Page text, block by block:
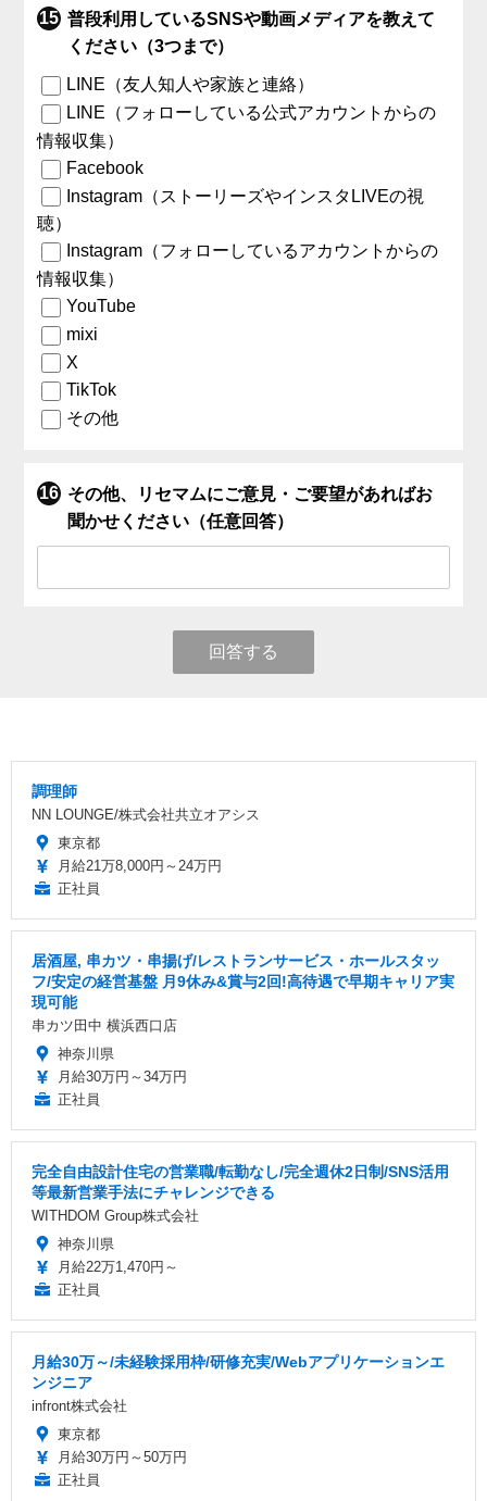
普段利用しているSNSや動画メディアを教えて
ください（3つまで）
LINE（友人知人や家族と連絡）
LINE（フォローしている公式アカウントからの
情報収集）
Facebook
Instagram（ストーリーズやインスタLIVEの視
聴）
Instagram（フォローしているアカウントからの
情報収集）
YouTube
mixi
X
TikTok
その他
その他、リセマムにご意見・ご要望があればお
聞かせください（任意回答）
回答する
調理師
NN LOUNGE/株式会社共立オアシス
東京都
月給21万8,000円～24万円
正社員
居酒屋, 串カツ・串揚げ/レストランサービス・ホールスタッ
フ/安定の経営基盤 月9休み&賞与2回!高待遇で早期キャリア実
現可能
串カツ田中 横浜西口店
神奈川県
月給30万円～34万円
正社員
完全自由設計住宅の営業職/転勤なし/完全週休2日制/SNS活用
等最新営業手法にチャレンジできる
WITHDOM Group株式会社
神奈川県
月給22万1,470円～
正社員
月給30万～/未経験採用枠/研修充実/Webアプリケーションエ
ンジニア
infront株式会社
東京都
月給30万円～50万円
正社員